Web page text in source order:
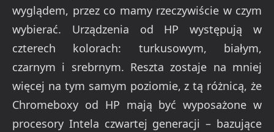
wyglądem, przez co mamy rzeczywiście w czym
wybierać. Urządzenia od HP występują w
czterech kolorach: turkusowym, białym,
czarnym i srebrnym. Reszta zostaje na mniej
więcej na tym samym poziomie, z tą różnicą, że
Chromeboxy od HP mają być wyposażone w
procesory Intela czwartej generacji – bazujące